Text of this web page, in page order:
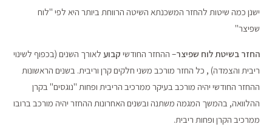
ישנן כמה שיטות להחזר המשכנתא השיטה הרווחת ביותר היא לפי "לוח
שפיצר"
החזר בשיטת לוח שפיצר– ההחזר החודשי קבוע לאורך השנים (בכפוף לשינוי
ריבית והצמדה) , כל החזר מורכב משני חלקים קרן וריבית. בשנים הראשונות
ההחזר החודשי יהיה מורכב בעיקר ממרכיב הריבית ופחות "נוגסים" בקרן
ההלוואה, בהמשך המגמה משתנה ובשנים האחרונות ההחזר יהיה מורכב ברובו
ממרכיב הקרן ופחות ריבית.